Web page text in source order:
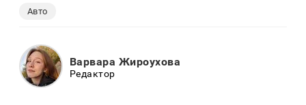
Авто
Варвара Жироухова
Редактор